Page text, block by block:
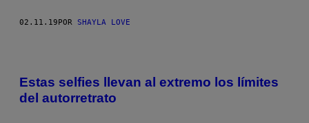
02.11.19 POR SHAYLA LOVE
Estas selfies llevan al extremo los límites
del autorretrato